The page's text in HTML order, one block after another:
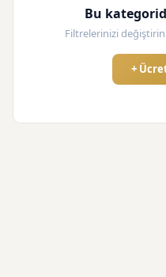
Bu
Filtrelerinizi
+